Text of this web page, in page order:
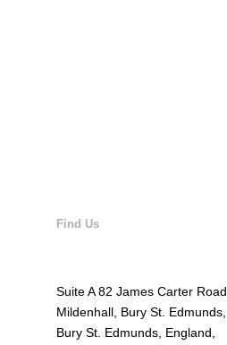
Find Us
Suite A 82 James Carter Road,
Mildenhall, Bury St. Edmunds,
Bury St. Edmunds, England,